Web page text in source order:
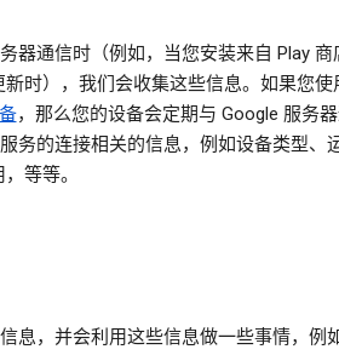
器通信时（例如，当您安装来自 Play 商
时），我们会收集这些信息。如果您使
，那么您的设备会定期与 Google 服务
务的连接相关的信息，例如设备类型、
等等。
息，并会利用这些信息做一些事情，例